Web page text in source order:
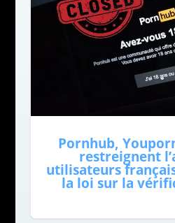
Pornhub,
restreignent
utilisateurs
la loi sur la